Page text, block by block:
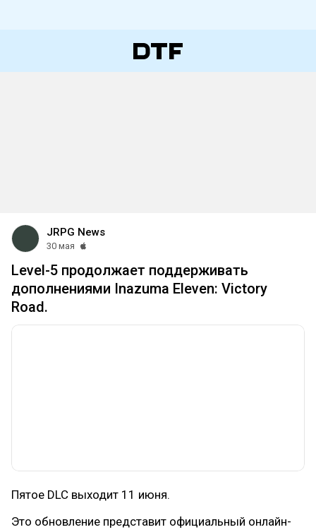
JRPG News
30 мая
Level-5 продолжает поддерживать
дополнениями Inazuma Eleven: Victory
Road.
Пятое DLC выходит 11 июня.
Это обновление представит официальный онлайн-